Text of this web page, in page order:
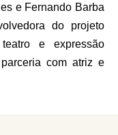
e Fernando Barba
do projeto
e expressão
com atriz e